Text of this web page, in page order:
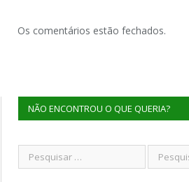
Os comentários estão fechados.
NÃO ENCONTROU O QUE QUERIA?